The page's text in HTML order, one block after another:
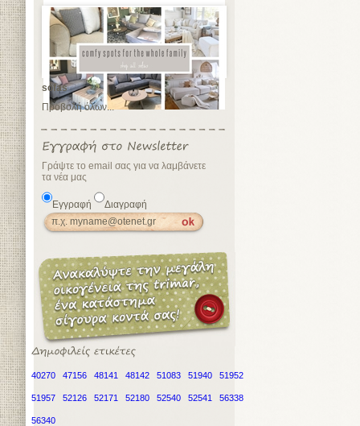
sofas
Προβολή όλων...
Γράψτε το email σας για να λαμβάνετε
τα νέα μας
Εγγραφή Διαγραφή
40270 47156 48141 48142 51083 51940 51952
51957 52126 52171 52180 52540 52541 56338
56340